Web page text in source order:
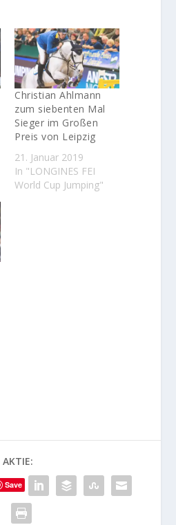
Christian Ahlmann
zum siebenten Mal
Sieger im Großen
Preis von Leipzig
21. Januar 2019
In "LONGINES FEI
World Cup Jumping"
AKTIE:
Save